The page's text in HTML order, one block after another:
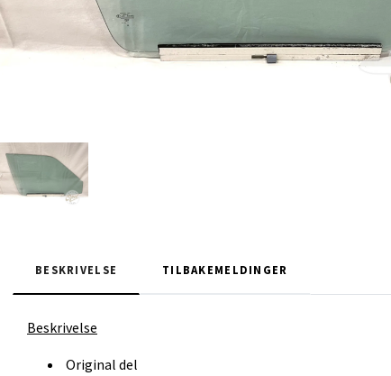
BESKRIVELSE TILBAKEMELDINGER
Beskrivelse
Original del